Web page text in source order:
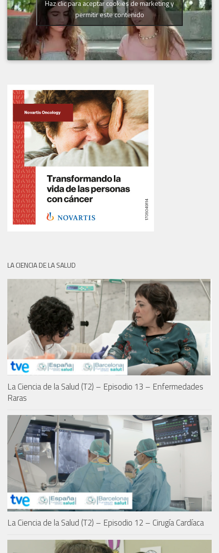
Haz clic para aceptar cookies de marketing y
permitir este contenido
LA CIENCIA DE LA SALUD
La Ciencia de la Salud (T2) – Episodio 13 – Enfermedades
Raras
La Ciencia de la Salud (T2) – Episodio 12 – Cirugía Cardíaca